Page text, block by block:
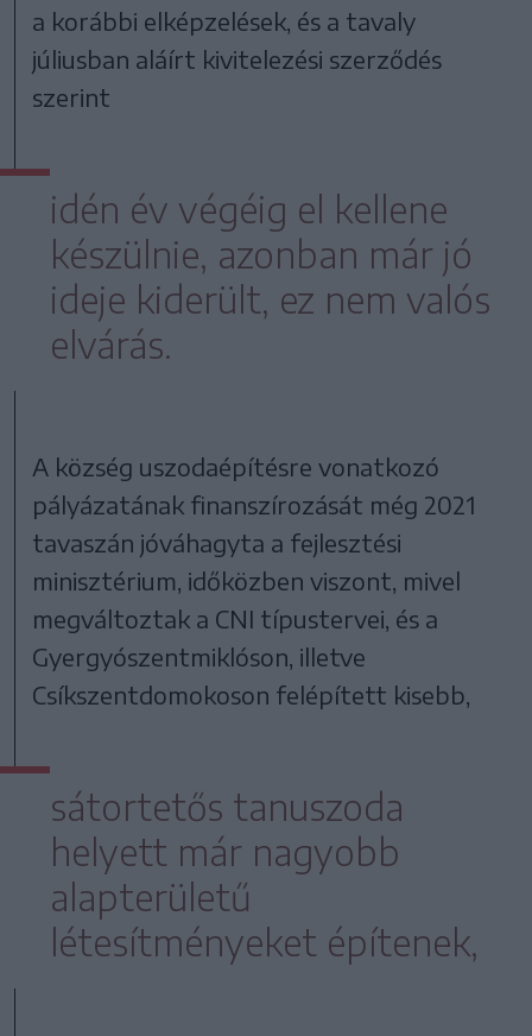
a korábbi elképzelések, és a tavaly
júliusban aláírt kivitelezési szerződés
szerint
idén év végéig el kellene
készülnie, azonban már jó
ideje kiderült, ez nem valós
elvárás.
A község uszodaépítésre vonatkozó
pályázatának finanszírozását még 2021
tavaszán jóváhagyta a fejlesztési
minisztérium, időközben viszont, mivel
megváltoztak a CNI típustervei, és a
Gyergyószentmiklóson, illetve
Csíkszentdomokoson felépített kisebb,
sátortetős tanuszoda
helyett már nagyobb
alapterületű
létesítményeket építenek,